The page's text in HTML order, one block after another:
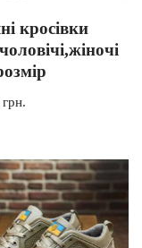
кросівки
грн.